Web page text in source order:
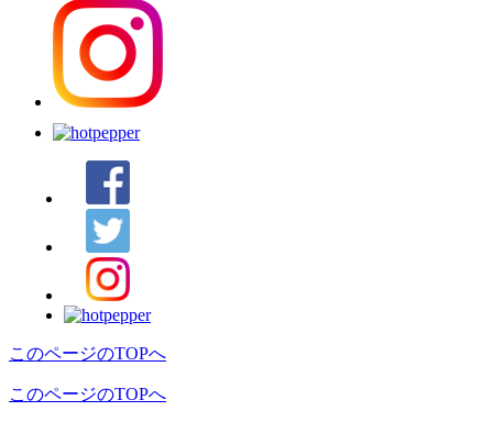
このページのTOPへ
このページのTOPへ